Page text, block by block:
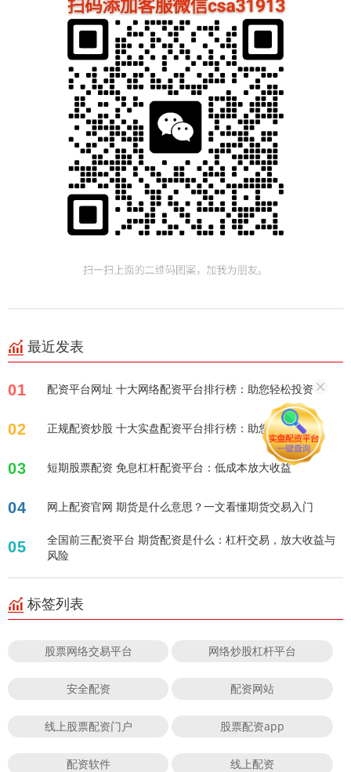
最近发表
01 配资平台网址 十大网络配资平台排行榜：助您轻松投资
02 正规配资炒股 十大实盘配资平台排行榜：助您掘金股市！
03 短期股票配资 免息杠杆配资平台：低成本放大收益
04 网上配资官网 期货是什么意思？一文看懂期货交易入门
05
全国前三配资平台 期货配资是什么：杠杆交易，放大收益与
风险
标签列表
股票网络交易平台 网络炒股杠杆平台
安全配资 配资网站
线上股票配资门户 股票配资app
配资软件 线上配资